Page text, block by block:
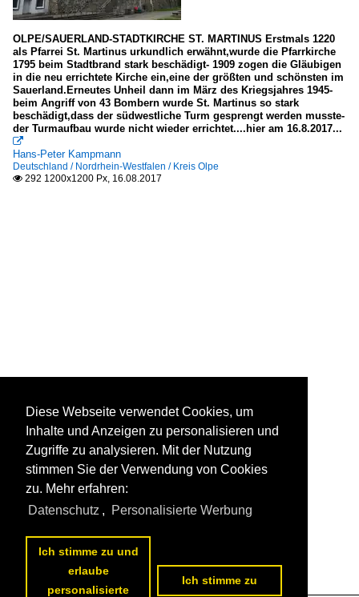
OLPE/SAUERLAND-STADTKIRCHE ST. MARTINUS Erstmals 1220
als Pfarrei St. Martinus urkundlich erwähnt,wurde die Pfarrkirche
1795 beim Stadtbrand stark beschädigt- 1909 zogen die Gläubigen
in die neu errichtete Kirche ein,eine der größten und schönsten im
Sauerland.Erneutes Unheil dann im März des Kriegsjahres 1945-
beim Angriff von 43 Bombern wurde St. Martinus so stark
beschädigt,dass der südwestliche Turm gesprengt werden musste-
der Turmaufbau wurde nicht wieder errichtet....hier am 16.8.2017...

Hans-Peter Kampmann
Deutschland / Nordrhein-Westfalen / Kreis Olpe
 292 1200x1200 Px, 16.08.2017
Diese Webseite verwendet Cookies, um
Inhalte und Anzeigen zu personalisieren und
Zugriffe zu analysieren. Mit der Nutzung
stimmen Sie der Verwendung von Cookies
zu. Mehr erfahren:
Datenschutz , Personalisierte Werbung
Ich stimme zu und
erlaube
personalisierte
Ich stimme zu